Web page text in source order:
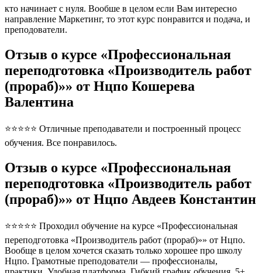
кто начинает с нуля. Вообше в целом если Вам интересно
направление Маркетинг, то этот курс понравится и подача, и
преподователи.
Отзыв о курсе «Профессиональная
переподготовка «Производитель работ
(прораб)»» от Нцпо Кошерева
Валентина
⭐⭐⭐⭐⭐ Отличные преподаватели и построенный процесс
обучения. Все понравилось.
Отзыв о курсе «Профессиональная
переподготовка «Производитель работ
(прораб)»» от Нцпо Авдеев Константин
⭐⭐⭐⭐⭐ Проходил обучение на курсе «Профессиональная
переподготовка «Производитель работ (прораб)»» от Нцпо.
Вообще в целом хочется сказать только хорошее про школу
Нцпо. Грамотные преподователи — профессионалы,